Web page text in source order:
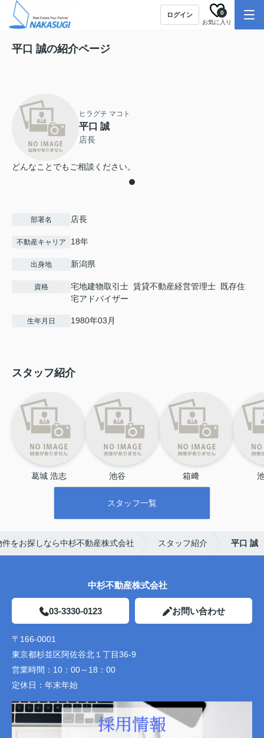
ログイン
お気に入り
0
平口 誠の紹介ページ
ヒラグチ マコト
平口 誠
店長
どんなことでもご相談ください。
部署名 店長
不動産キャリア 18年
出身地 新潟県
資格
宅地建物取引士 賃貸不動産経営管理士 既存住
宅アドバイザー
生年月日 1980年03月
スタッフ紹介
葛城 浩志 池谷 箱﨑
スタッフ一覧
をお探しなら中杉不動産株式会社 スタッフ紹介 平口 誠
中杉不動産株式会社
03-3330-0123 お問い合わせ
〒166-0001
東京都杉並区阿佐谷北１丁目36-9
営業時間： 10：00～18：00
定休日： 年末年始